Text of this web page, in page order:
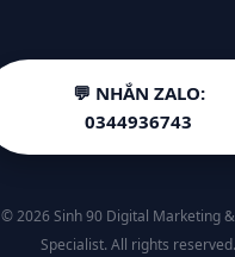
💬 NHẮN ZALO:
0344936743
© 2026 Sinh 90 Digital Marketing
Specialist. All rights reserved.